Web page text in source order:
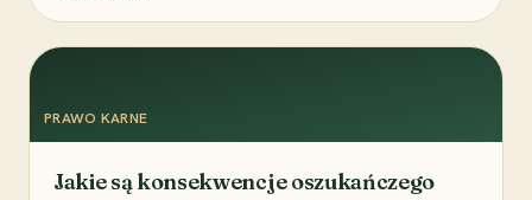
PRAWO KARNE
Jakie są konsekwencje oszukańczego